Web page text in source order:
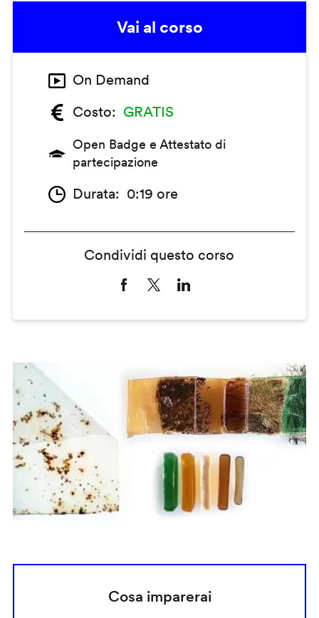
Vai al corso
On Demand
Costo
GRATIS
Open Badge e Attestato di
partecipazione
Durata 0:19 ore
Condividi questo corso
Cosa imparerai